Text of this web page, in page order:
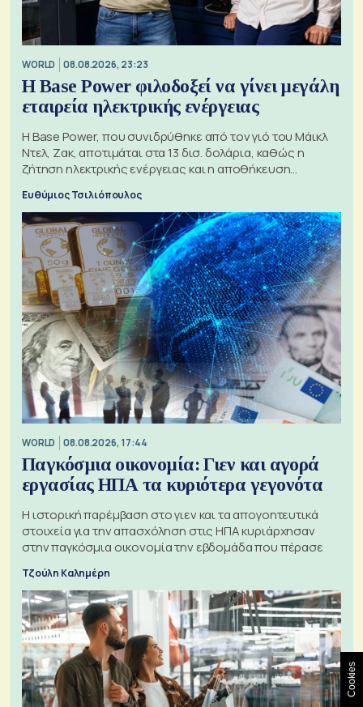
WORLD 08.08.2026, 23:23
Η Base Power φιλοδοξεί να γίνει μεγάλη
εταιρεία ηλεκτρικής ενέργειας
Η Base Power, που συνιδρύθηκε από τον γιό του Μάικλ
Ντελ, Ζακ, αποτιμάται στα 13 δισ. δολάρια, καθώς η
ζήτηση ηλεκτρικής ενέργειας και η αποθήκευση
Ευθύμιος Τσιλιόπουλος
WORLD 08.08.2026, 17:44
Παγκόσμια οικονομία: Γιεν και αγορά
εργασίας ΗΠΑ τα κυριότερα γεγονότα
Η ιστορική παρέμβαση στο γιεν και τα απογοητευτικά
στοιχεία για την απασχόληση στις ΗΠΑ κυριάρχησαν
στην παγκόσμια οικονομία την εβδομάδα που πέρασε
Τζούλη Καλημέρη
Cookies